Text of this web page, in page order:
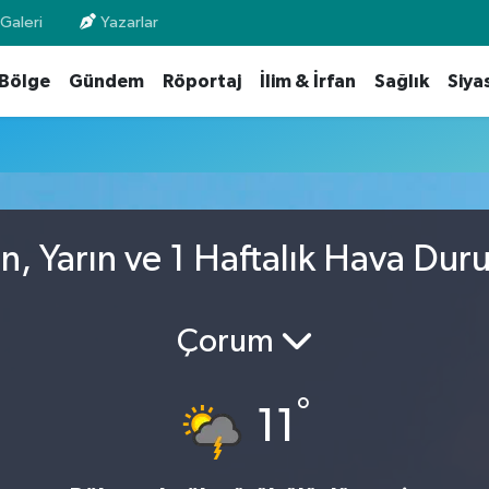
Yazarlar
Gündem Röportaj İlim & İrfan Sağlık
Yarın ve 1 Haftalık Hava
Çorum
11 °